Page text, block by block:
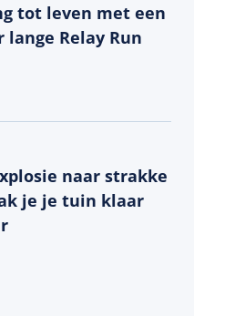
tot leven met een
Relay Run
naar strakke
je je tuin klaar